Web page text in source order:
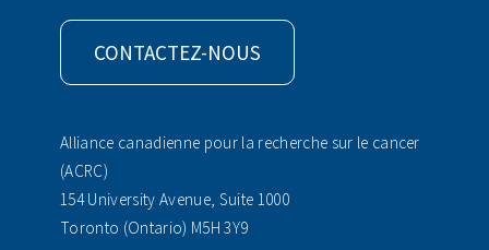
CONTACTEZ-NOUS
Alliance canadienne pour la recherche sur le cancer
(ACRC)
154 University Avenue, Suite 1000
Toronto (Ontario) M5H 3Y9